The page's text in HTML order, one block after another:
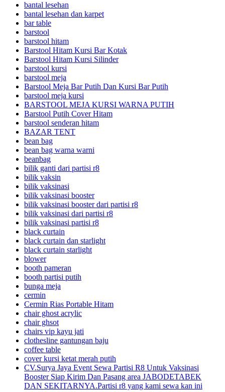
bantal lesehan
bantal lesehan dan karpet
bar table
barstool
barstool hitam
Barstool Hitam Kursi Bar Kotak
Barstool Hitam Kursi Silinder
barstool kursi
barstool meja
Barstool Meja Bar Putih Dan Kursi Bar Putih
barstool meja kursi
BARSTOOL MEJA KURSI WARNA PUTIH
Barstool Putih Cover Hitam
barstool senderan hitam
BAZAR TENT
bean bag
bean bag warna warni
beanbag
bilik ganti dari partisi r8
bilik vaksin
bilik vaksinasi
bilik vaksinasi booster
bilik vaksinasi booster dari partisi r8
bilik vaksinasi dari partisi r8
bilik vaksinasi partisi r8
black curtain
black curtain dan starlight
black curtain starlight
blower
booth pameran
booth partisi putih
bunga meja
cermin
Cermin Rias Portable Hitam
chair ghost acrylic
chair ghsot
chairs vip kayu jati
clothesline gantungan baju
coffee table
cover kursi ketat merah putih
CV.Surya Jaya Event Sewa Partisi R8 Untuk Vaksinasi
Booster Siap Kirim Dan Pasang area JABODETABEK
DAN SEKITARNYA.Partisi r8 yang kami sewa kan ini